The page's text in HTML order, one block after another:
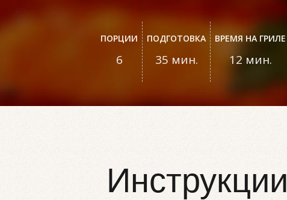
ПОРЦИИ
6
ПОДГОТОВКА
35 мин.
ВРЕМЯ НА ГРИЛЕ
12 мин.
Инструкции